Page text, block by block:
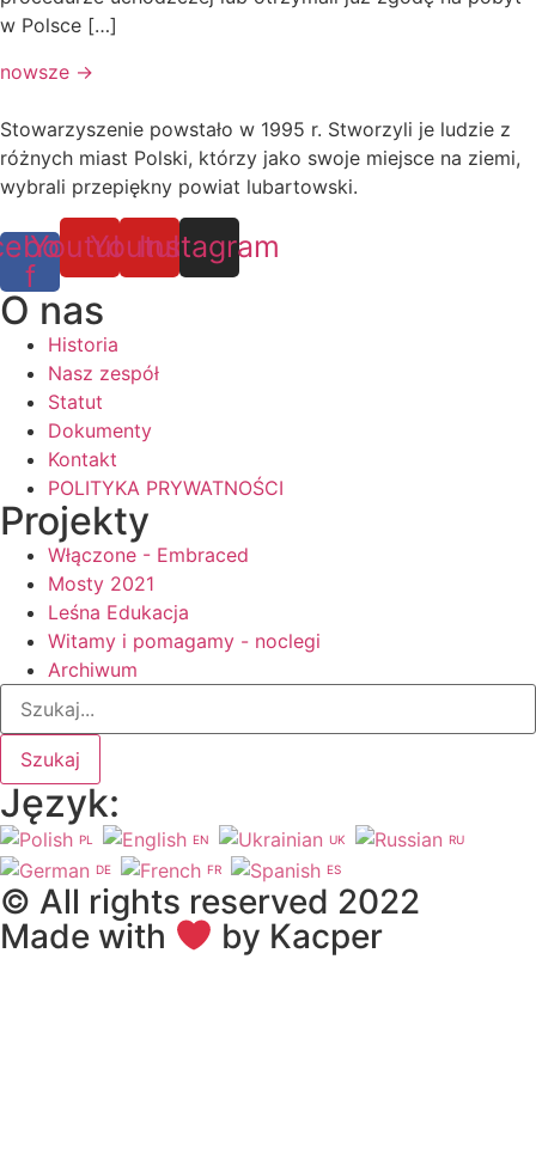
w Polsce […]
nowsze →
Stowarzyszenie powstało w 1995 r. Stworzyli je ludzie z
różnych miast Polski, którzy jako swoje miejsce na ziemi,
wybrali przepiękny powiat lubartowski.
f
YoutubeYoutube
Instagram
O nas
Historia
Nasz zespół
Statut
Dokumenty
Kontakt
POLITYKA PRYWATNOŚCI
Projekty
Włączone - Embraced
Mosty 2021
Leśna Edukacja
Witamy i pomagamy - noclegi
Archiwum
Szukaj
Język:
PL EN UK RU
DE FR ES
© All rights reserved 2022
Made with
by Kacper